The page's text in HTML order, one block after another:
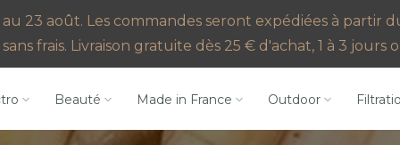
23 août. Les commandes seront expédiées à partir
frais. Livraison gratuite dès 25 € d'achat, 1 à 3 jours
Beauté Made in France Outdoor